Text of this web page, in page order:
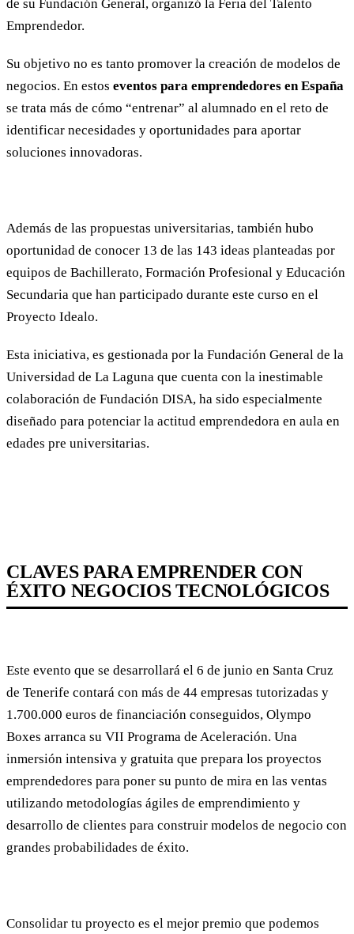
de su Fundación General, organizó la Feria del Talento
Emprendedor.
Su objetivo no es tanto promover la creación de modelos de
negocios. En estos eventos para emprendedores en España
se trata más de cómo “entrenar” al alumnado en el reto de
identificar necesidades y oportunidades para aportar
soluciones innovadoras.
Además de las propuestas universitarias, también hubo
oportunidad de conocer 13 de las 143 ideas planteadas por
equipos de Bachillerato, Formación Profesional y Educación
Secundaria que han participado durante este curso en el
Proyecto Idealo.
Esta iniciativa, es gestionada por la Fundación General de la
Universidad de La Laguna que cuenta con la inestimable
colaboración de Fundación DISA, ha sido especialmente
diseñado para potenciar la actitud emprendedora en aula en
edades pre universitarias.
CLAVES PARA EMPRENDER CON
ÉXITO NEGOCIOS TECNOLÓGICOS
Este evento que se desarrollará el 6 de junio en Santa Cruz
de Tenerife contará con más de 44 empresas tutorizadas y
1.700.000 euros de financiación conseguidos, Olympo
Boxes arranca su VII Programa de Aceleración. Una
inmersión intensiva y gratuita que prepara los proyectos
emprendedores para poner su punto de mira en las ventas
utilizando metodologías ágiles de emprendimiento y
desarrollo de clientes para construir modelos de negocio con
grandes probabilidades de éxito.
Consolidar tu proyecto es el mejor premio que podemos